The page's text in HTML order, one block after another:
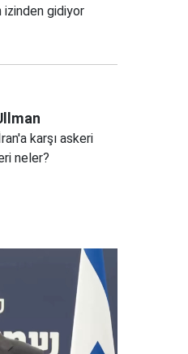
izinden gidiyor
karşı askeri
neler?